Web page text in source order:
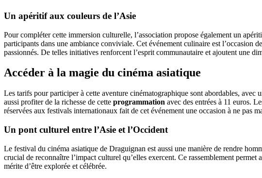
Un apéritif aux couleurs de l’Asie
Pour compléter cette immersion culturelle, l’association propose également un
participants dans une ambiance conviviale. Cet événement culinaire est l’occasion
passionnés. De telles initiatives renforcent l’esprit communautaire et ajoutent une
Accéder à la magie du cinéma asiatique
Les tarifs pour participer à cette aventure cinématographique sont abordables,
aussi profiter de la richesse de cette programmation avec des entrées à 11 euros.
réservées aux festivals internationaux fait de cet événement une occasion à ne pas
Un pont culturel entre l’Asie et l’Occident
Le festival du cinéma asiatique de Draguignan est aussi une manière de rendre
crucial de reconnaître l’impact culturel qu’elles exercent. Ce rassemblement
mérite d’être explorée et célébrée.